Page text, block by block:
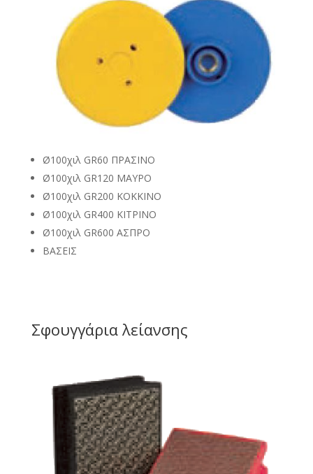
Ø100χιλ GR60 ΠΡΑΣΙΝΟ
Ø100χιλ GR120 ΜΑΥΡΟ
Ø100χιλ GR200 ΚΟΚΚΙΝΟ
Ø100χιλ GR400 ΚΙΤΡΙΝΟ
Ø100χιλ GR600 ΑΣΠΡΟ
ΒΑΣΕΙΣ
Σφουγγάρια λείανσης